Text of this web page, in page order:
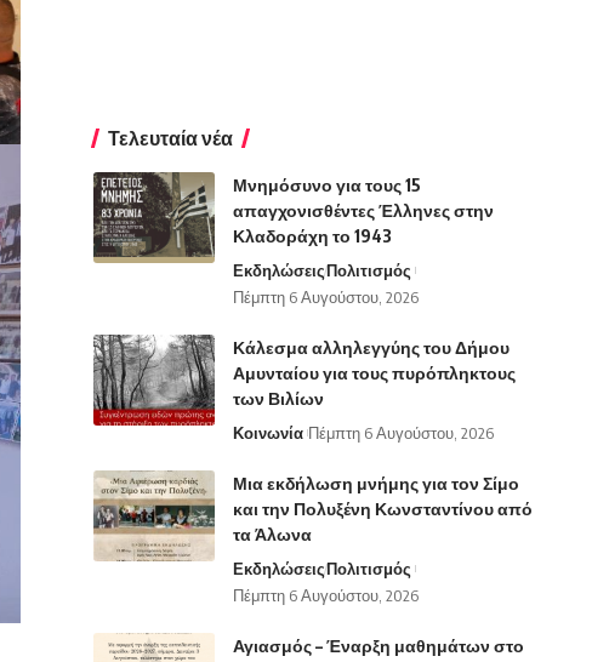
Τελευταία νέα
Μνημόσυνο για τους 15
απαγχονισθέντες Έλληνες στην
Κλαδοράχη το 1943
ΕκδηλώσειςΠολιτισμός
Πέμπτη 6 Αυγούστου, 2026
Κάλεσμα αλληλεγγύης του Δήμου
Αμυνταίου για τους πυρόπληκτους
των Βιλίων
Κοινωνία Πέμπτη 6 Αυγούστου, 2026
Μια εκδήλωση μνήμης για τον Σίμο
και την Πολυξένη Κωνσταντίνου από
τα Άλωνα
ΕκδηλώσειςΠολιτισμός
Πέμπτη 6 Αυγούστου, 2026
Αγιασμός – Έναρξη μαθημάτων στο